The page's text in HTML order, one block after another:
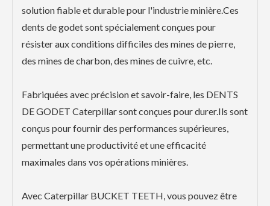
solution fiable et durable pour l'industrie minière.Ces
dents de godet sont spécialement conçues pour
résister aux conditions difficiles des mines de pierre,
des mines de charbon, des mines de cuivre, etc.
Fabriquées avec précision et savoir-faire, les DENTS
DE GODET Caterpillar sont conçues pour durer.Ils sont
conçus pour fournir des performances supérieures,
permettant une productivité et une efficacité
maximales dans vos opérations minières.
Avec Caterpillar BUCKET TEETH, vous pouvez être